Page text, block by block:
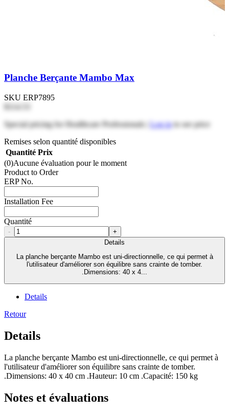
Planche Berçante Mambo Max
SKU ERP7895
$114.53
Special pricing for Healthcare Professionals | Log into see price
Remises selon quantité disponibles
Quantité Prix
(0)Aucune évaluation pour le moment
Product to Order
ERP No.
Installation Fee
Quantité
-
+
Details
La planche berçante Mambo est uni-directionnelle, ce qui permet à
l'utilisateur d'améliorer son équilibre sans crainte de tomber.
.Dimensions: 40 x 4...
Details
Retour
Details
La planche berçante Mambo est uni-directionnelle, ce qui permet à
l'utilisateur d'améliorer son équilibre sans crainte de tomber.
.Dimensions: 40 x 40 cm .Hauteur: 10 cm .Capacité: 150 kg
Notes et évaluations